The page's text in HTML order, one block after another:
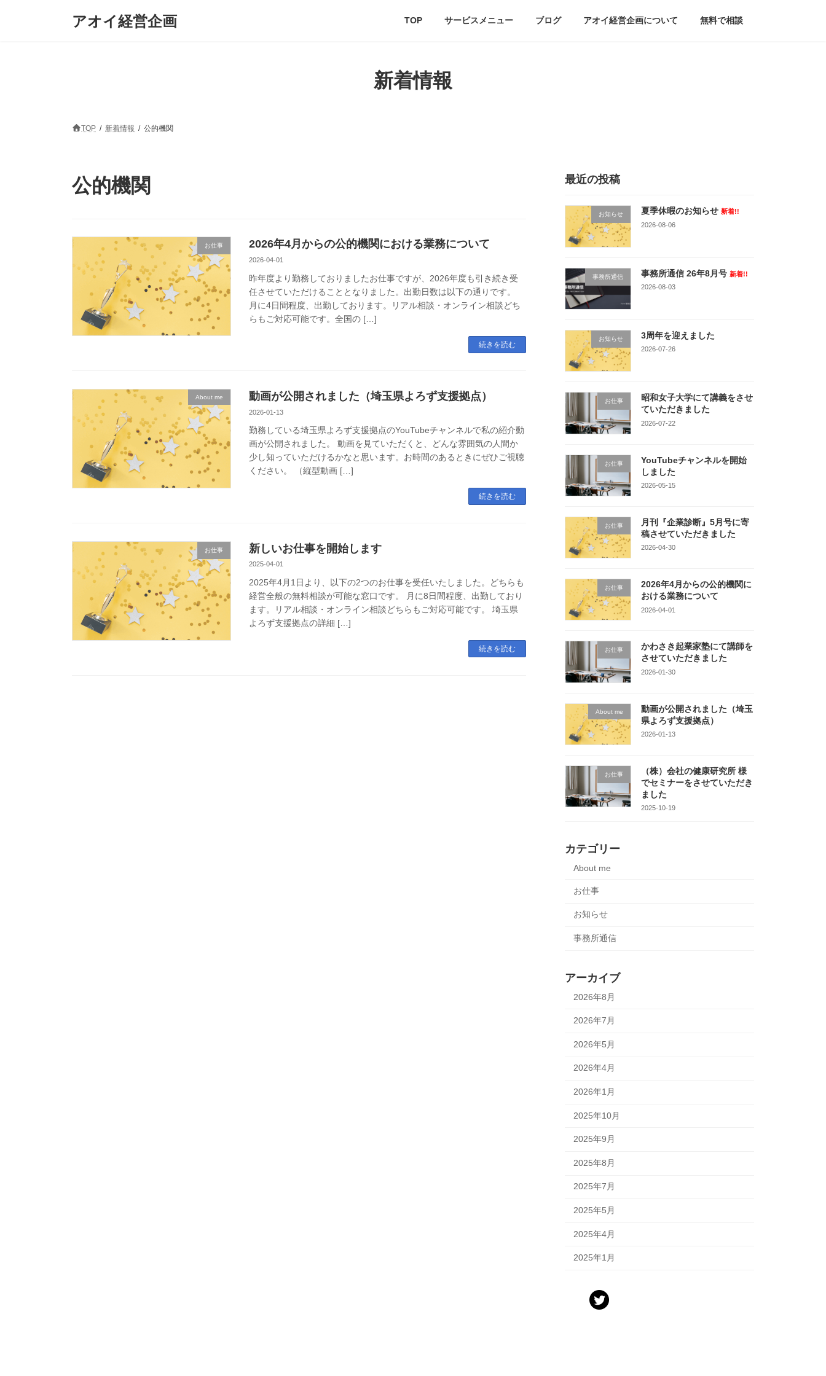
アオイ経営企画 TOP サービスメニュー ブログ アオイ経営企画について 無料で相談
新着情報
TOP 新着情報 公的機関
公的機関
お仕事 2026年4月からの公的機関における業務について
2026-04-01
昨年度より勤務しておりましたお仕事ですが、2026年度も引き続き受
任させていただけることとなりました。出勤日数は以下の通りです。
月に4日間程度、出勤しております。リアル相談・オンライン相談どち
らもご対応可能です。全国の […]
続きを読む
About me 動画が公開されました（埼玉県よろず支援拠点）
2026-01-13
勤務している埼玉県よろず支援拠点のYouTubeチャンネルで私の紹介動
画が公開されました。 動画を見ていただくと、どんな雰囲気の人間か
少し知っていただけるかなと思います。お時間のあるときにぜひご視聴
ください。 （縦型動画 […]
続きを読む
お仕事 新しいお仕事を開始します
2025-04-01
2025年4月1日より、以下の2つのお仕事を受任いたしました。どちらも
経営全般の無料相談が可能な窓口です。 月に8日間程度、出勤しており
ます。リアル相談・オンライン相談どちらもご対応可能です。 埼玉県
よろず支援拠点の詳細 […]
続きを読む
最近の投稿
お知らせ 夏季休暇のお知らせ 新着!!
2026-08-06
事務所通信 事務所通信 26年8月号 新着!!
2026-08-03
お知らせ 3周年を迎えました
2026-07-26
お仕事
昭和女子大学にて講義をさせ
ていただきました
2026-07-22
お仕事
YouTubeチャンネルを開始
しました
2026-05-15
お仕事
月刊『企業診断』5月号に寄
稿させていただきました
2026-04-30
お仕事
2026年4月からの公的機関に
おける業務について
2026-04-01
お仕事
かわさき起業家塾にて講師を
させていただきました
2026-01-30
About me
動画が公開されました（埼玉
県よろず支援拠点）
2026-01-13
お仕事
（株）会社の健康研究所 様
でセミナーをさせていただき
ました
2025-10-19
カテゴリー
About me
お仕事
お知らせ
事務所通信
アーカイブ
2026年8月
2026年7月
2026年5月
2026年4月
2026年1月
2025年10月
2025年9月
2025年8月
2025年7月
2025年5月
2025年4月
2025年1月